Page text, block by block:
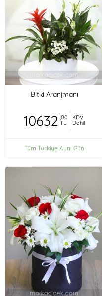
Bitki Aranjmanı
10632 ,00
TL
KDV
Dahil
Tüm Türkiye Aynı Gün